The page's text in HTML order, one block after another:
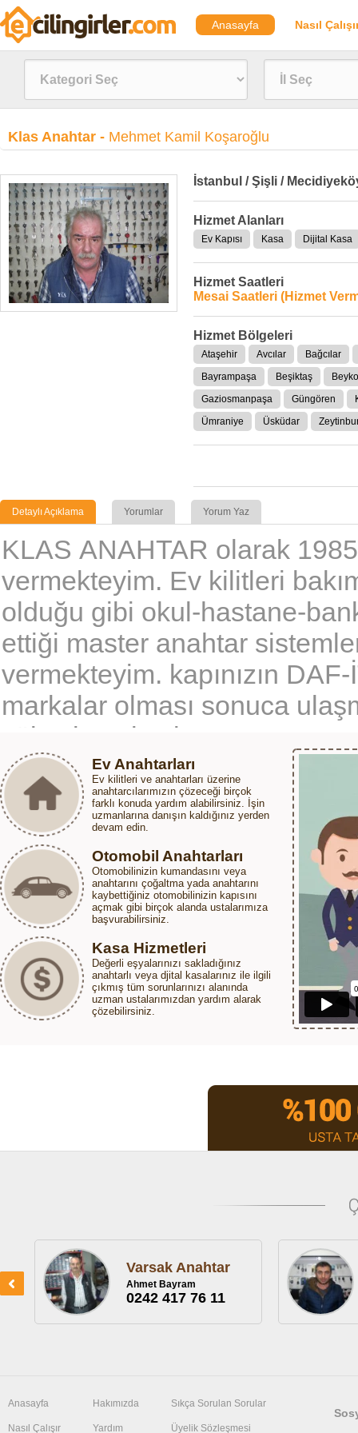
Anasayfa Nasıl
Klas Anahtar - Mehmet Kamil Koşaroğlu
İstanbul / Şişli /
Hizmet Alanları
Ev Kapısı Kasa Dijital Kasa
Hizmet Saatleri
Mesai Saatleri (Hizmet
Hizmet Bölgeleri
Ataşehir Avcılar
Bağcılar
Bayrampaşa
Beşiktaş
Gaziosmanpaşa
Güngören
Ümraniye
Üsküdar
Detaylı Açıklama Yorumlar Yorum Yaz
Ev Anahtarları
Ev kilitleri ve anahtarları üzerine
anahtarcılarımızın çözeceği birçok
farklı konuda yardım alabilirsiniz. İşin
uzmanlarına danışın kaldığınız yerden
devam edin.
Otomobil Anahtarları
Otomobilinizin kumandasını veya
anahtarını çoğaltma yada anahtarını
kaybettiğiniz otomobilinizin kapısını
açmak gibi birçok alanda ustalarımıza
başvurabilirsiniz.
Kasa Hizmetleri
Değerli eşyalarınızı sakladığınız
anahtarlı veya djital kasalarınız ile ilgili
çıkmış tüm sorunlarınızı alanında
uzman ustalarımızdan yardım alarak
çözebilirsiniz.
Varsak Anahtar
Ahmet Bayram
0242 417 76 11
Anasayfa
Nasıl Çalışır
Hakımızda
Yardım
Sıkça Sorulan Sorular
Üyelik Sözleşmesi